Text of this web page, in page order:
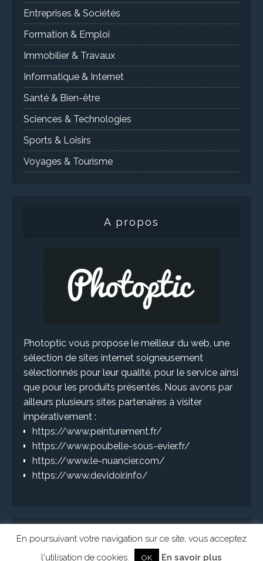
Entreprises & Sociétés
Formation & Emploi
Immobilier & Travaux
Informatique & Internet
Santé & Bien-être
Sciences & Technologies
Sports & Loisirs
Voyages & Tourisme
A propos
Photoptic vous propose le meilleur du web, une
sélection de sites internet soigneusement
sélectionnés pour leur qualité, pour le service ainsi
que pour les produits présentés. Nous avons par
ailleurs plusieurs sites partenaires à visiter
impérativement :
https://www.peinturement.fr/
https://www.poubelle-sous-evier.fr/
https://www.le-nuancier.com/
https://www.devidoir.info/
En poursuivant votre navigation sur ce site, vous acceptez
l'utilisation de cookies.
OK En savoir plus